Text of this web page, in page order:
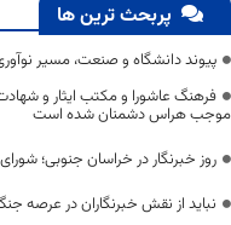
پربحث ترین ها
پیوند دانشگاه و صنعت، مسیر
فرهنگ عاشورا و مکتب ایثار و
موجب هراس دشمنان شده است
روز خبرنگار در خراسان جنوبی؛
نباید از نقش خبرنگاران در عرصه